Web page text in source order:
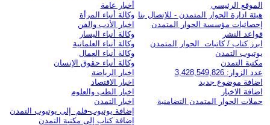
الموقع الرئيسي
هيئة ادارة الحوار المتمدن - للإتصال بنا
إحصائيات مؤسسة الحوار المتمدن
قواعد النشر
ابرز كتاب / كاتبات الحوار المتمدن
يوتيوب التمدن
مكتبة التمدن
عدد الزوار: 3,428,549,826
اضافة موضوع جديد
اضافة الاخبار
حملات الحوار المتمدن التضامنية
أخبار عامة
وكالة أنباء المرأة
اخبار الأدب والفن
وكالة أنباء اليسار
وكالة أنباء العلمانية
وكالة أنباء العمال
وكالة أنباء حقوق الإنسان
اخبار الرياضة
اخبار الاقتصاد
اخبار الطب والعلوم
اخبار التمدن
إضافة يوتيوب-فلم إلى يوتيوب التمدن
إضافة كتاب إلى مكتبة التمدن